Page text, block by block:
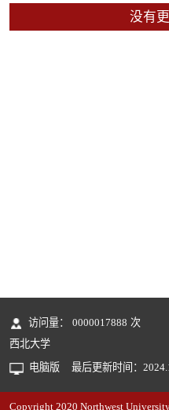
没有
访问量： 0000017888 次
西北大学
电脑版
最后更新时间： 2024.
Copyright 2020 Northwest